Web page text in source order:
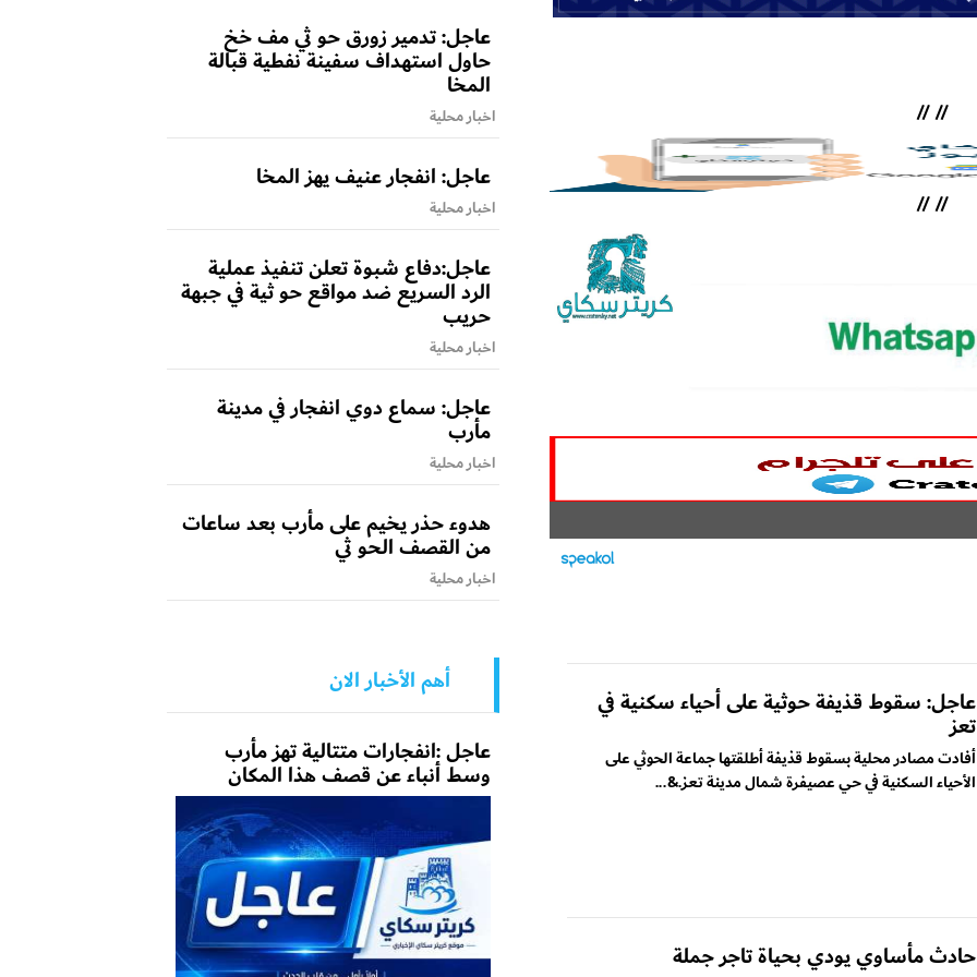
//
//
//
//
عاجل: سقوط قذيفة حوثية على أحياء سكنية في
تعز
أفادت مصادر محلية بسقوط قذيفة أطلقتها جماعة الحوثي على
الأحياء السكنية في حي عصيفرة شمال مدينة تعز.&...
حادث مأساوي يودي بحياة تاجر جملة
عاجل: تدمير زورق حو ثي مف خخ
حاول استهداف سفينة نفطية قبالة
المخا
اخبار محلية
عاجل: انفجار عنيف يهز المخا
اخبار محلية
عاجل:دفاع شبوة تعلن تنفيذ عملية
الرد السريع ضد مواقع حو ثية في جبهة
حريب
اخبار محلية
عاجل: سماع دوي انفجار في مدينة
مأرب
اخبار محلية
هدوء حذر يخيم على مأرب بعد ساعات
من القصف الحو ثي
اخبار محلية
أهم الأخبار الان
عاجل :انفجارات متتالية تهز مأرب
وسط أنباء عن قصف هذا المكان